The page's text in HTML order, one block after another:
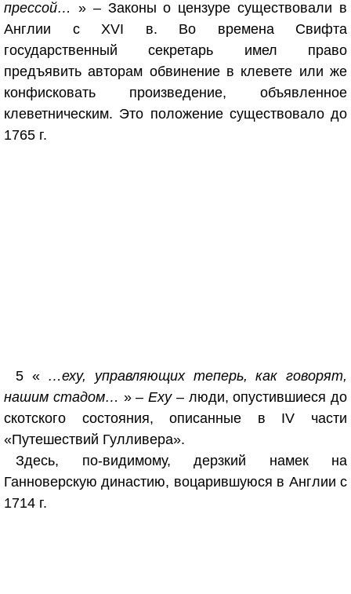
прессой… » – Законы о цензуре существовали в
Англии с XVI в. Во времена Свифта
государственный секретарь имел право
предъявить авторам обвинение в клевете или же
конфисковать произведение, объявленное
клеветническим. Это положение существовало до
1765 г.
5 « …еху, управляющих теперь, как говорят,
нашим стадом… » – Еху– люди, опустившиеся до
скотского состояния, описанные в IV части
«Путешествий Гулливера».
Здесь, по-видимому, дерзкий намек на
Ганноверскую династию, воцарившуюся в Англии с
1714 г.